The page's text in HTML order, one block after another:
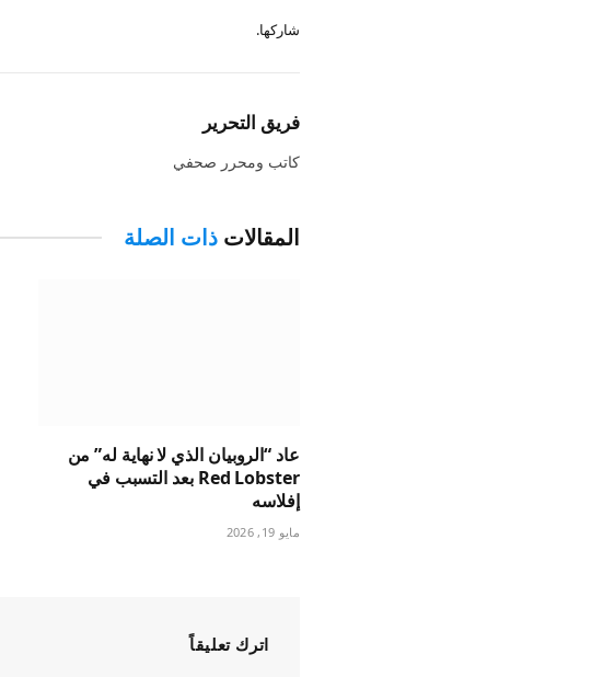
شاركها.
فريق التحرير
كاتب ومحرر صحفي
المقالاتذات الصلة
عاد “الروبيان الذي لا نهاية له” من
Red Lobster بعد التسبب في
إفلاسه
مايو 19, 2026
اترك تعليقاً